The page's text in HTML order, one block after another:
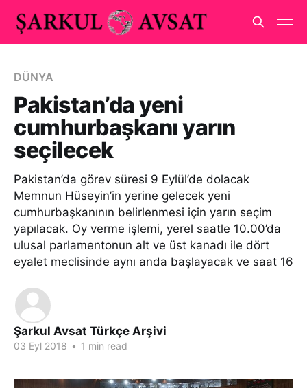
DÜNYA
Pakistan’da yeni
cumhurbaşkanı yarın
seçilecek
Pakistan’da görev süresi 9 Eylül’de dolacak
Memnun Hüseyin’in yerine gelecek yeni
cumhurbaşkanının belirlenmesi için yarın seçim
yapılacak. Oy verme işlemi, yerel saatle 10.00’da
ulusal parlamentonun alt ve üst kanadı ile dört
eyalet meclisinde aynı anda başlayacak ve saat 16
Şarkul Avsat Türkçe Arşivi
03 Eyl 2018 • 1 min read